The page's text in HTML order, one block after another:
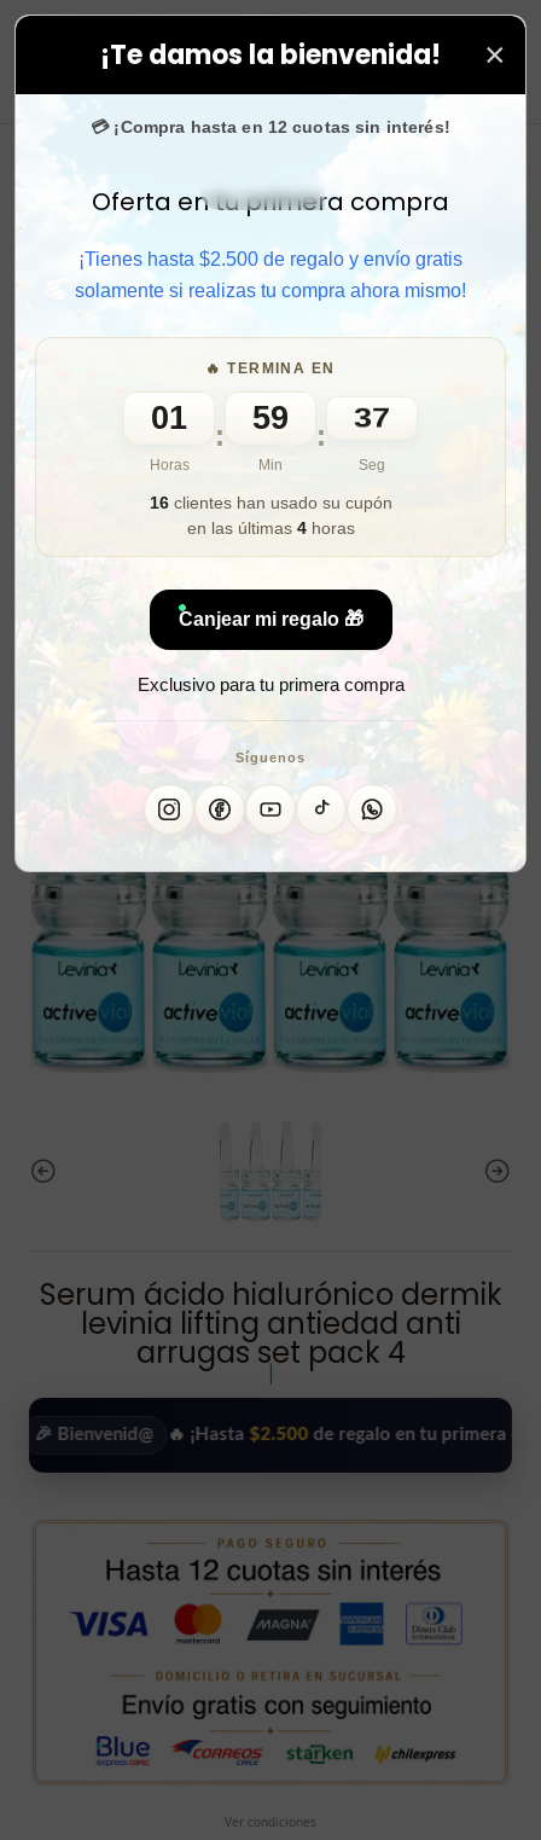
¡Te damos la bienvenida! ×
💳 ¡Compra hasta en 12 cuotas sin interés!
Activar sonido
Oferta en tu primera compra
¡Tienes hasta $2.500 de regalo y envío gratis
solamente si realizas tu compra ahora mismo!
🔥 TERMINA EN
01
Horas
: 59
Min
: 35
Seg
16clientes han usado su cupón
en las últimas 4horas
Canjear mi regalo 🎁
Exclusivo para tu primera compra
Síguenos
⚡ Compra rápido y aprovecha. 💙 +50.000 fans en
Serum ácido hialurónico dermik
levinia lifting antiedad anti
arrugas set pack 4
🔥 ¡Hasta $2.500de regalo en tu primera compra!
Ver condiciones